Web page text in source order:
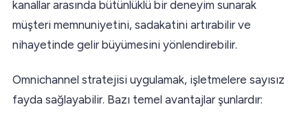
kanallar arasında bütünlüklü bir deneyim sunarak
müşteri memnuniyetini, sadakatini artırabilir ve
nihayetinde gelir büyümesini yönlendirebilir.
Omnichannel stratejisi uygulamak, işletmelere sayısız
fayda sağlayabilir. Bazı temel avantajlar şunlardır: